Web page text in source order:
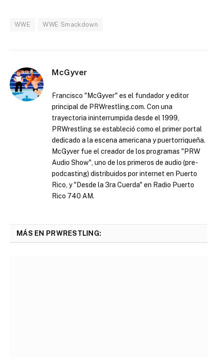
WWE WWE Smackdown
McGyver
Francisco "McGyver" es el fundador y editor
principal de PRWrestling.com. Con una
trayectoria ininterrumpida desde el 1999,
PRWrestling se estableció como el primer portal
dedicado a la escena americana y puertorriqueña.
McGyver fue el creador de los programas "PRW
Audio Show", uno de los primeros de audio (pre-
podcasting) distribuidos por internet en Puerto
Rico, y "Desde la 3ra Cuerda" en Radio Puerto
Rico 740 AM.
MÁS EN PRWRESTLING: